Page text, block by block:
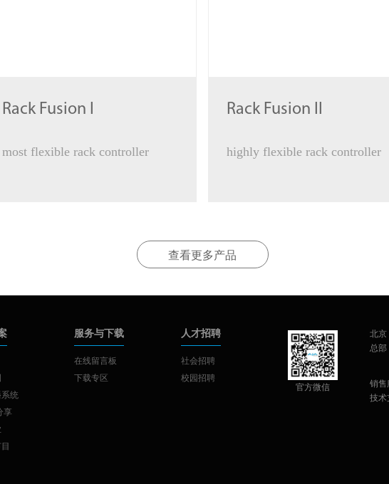
Rack Fusion I
most flexible rack controller
Rack Fusion II
highly flexible rack controller
查看更多产品
统
享
服务与下载
在线留言板
下载专区
人才招聘
社会招聘
校园招聘
官方微信
北京
总部
销售
技术